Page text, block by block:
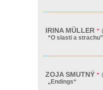
IRINA MÜLLER »
“O slasti a strachu”
ZOJA SMUTNÝ »
„Endings“